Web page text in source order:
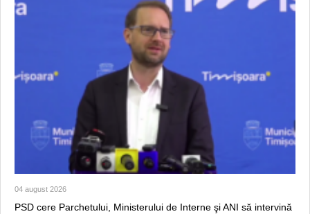
04 august 2026
PSD cere Parchetului, Ministerului de Interne şi ANI să intervină